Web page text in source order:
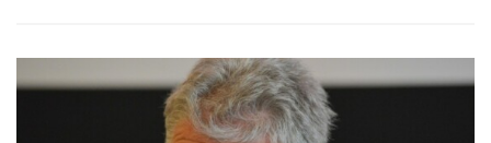
“Nessuno se l’aspettava. Anche perché lo stesso
governo aveva escluso…